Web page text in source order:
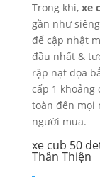
Trong khi, xe
gần như
để cập nhật
đầu nhất &
rập nạt dọa
cấp 1 khoảng
toàn đến mọi
người mua.
xe cub 50
Thân Thiện